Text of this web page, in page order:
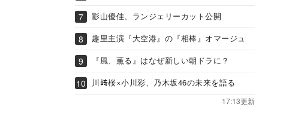
影山優佳、ランジェリーカット公開
趣里主演『大空港』の『相棒』オマージュ
『風、薫る』はなぜ新しい朝ドラに？
川﨑桜×小川彩、乃木坂46の未来を語る
17:13更新